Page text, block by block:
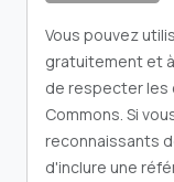
Vous pouvez
gratuitement et
de respecter les
Commons. Si
reconnaissants
d'inclure une